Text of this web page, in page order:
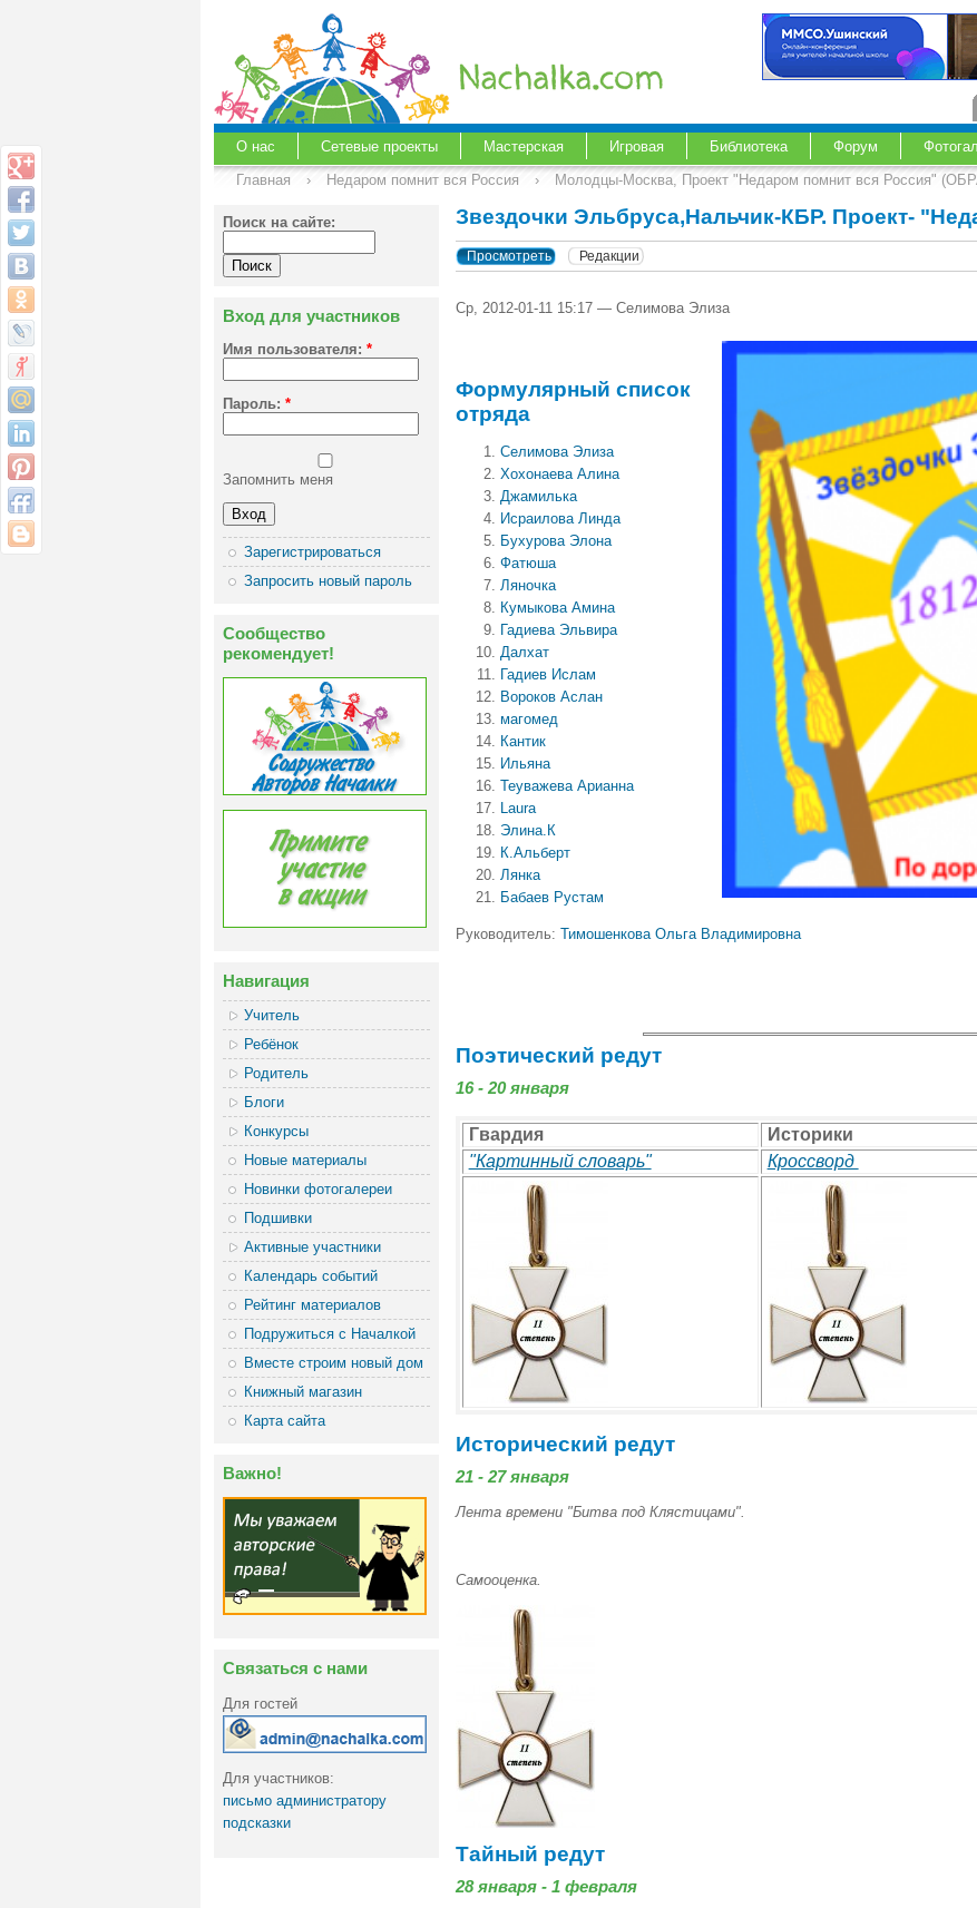
О нас Сетевые проекты Мастерская Игровая Библиотека Форум
Главная
› Недаром помнит вся Россия › Молодцы-Москва, Проект "Недаром помнит вся Россия"
Поиск на сайте:
Вход для участников
Имя пользователя: *
Пароль: *
Запомнить меня
Зарегистрироваться
Запросить новый пароль
Сообщество
рекомендует!
Навигация
Учитель
Ребёнок
Родитель
Блоги
Конкурсы
Новые материалы
Новинки фотогалереи
Подшивки
Активные участники
Календарь событий
Рейтинг материалов
Подружиться с Началкой
Вместе строим новый дом
Книжный магазин
Карта сайта
Важно!
Связаться с нами
Для гостей
Для участников:
письмо администратору
подсказки
Звездочки Эльбруса,Нальчик-КБР. Проект-
Просмотреть Редакции
Ср, 2012-01-11 15:17 — Селимова Элиза
Формулярный список
отряда
Селимова Элиза
Хохонаева Алина
Джамилька
Исраилова Линда
Бухурова Элона
Фатюша
Ляночка
Кумыкова Амина
Гадиева Эльвира
Далхат
Гадиев Ислам
Вороков Аслан
магомед
Кантик
Ильяна
Теуважева Арианна
Laura
Элина.К
К.Альберт
Лянка
Бабаев Рустам
Руководитель: Тимошенкова Ольга Владимировна
Поэтический редут
16 - 20 января
Гвардия Историки
"Картинный словарь"
Кроссворд
Исторический редут
21 - 27 января
Лента времени "Битва под Клястицами".
Самооценка.
Тайный редут
28 января - 1 февраля